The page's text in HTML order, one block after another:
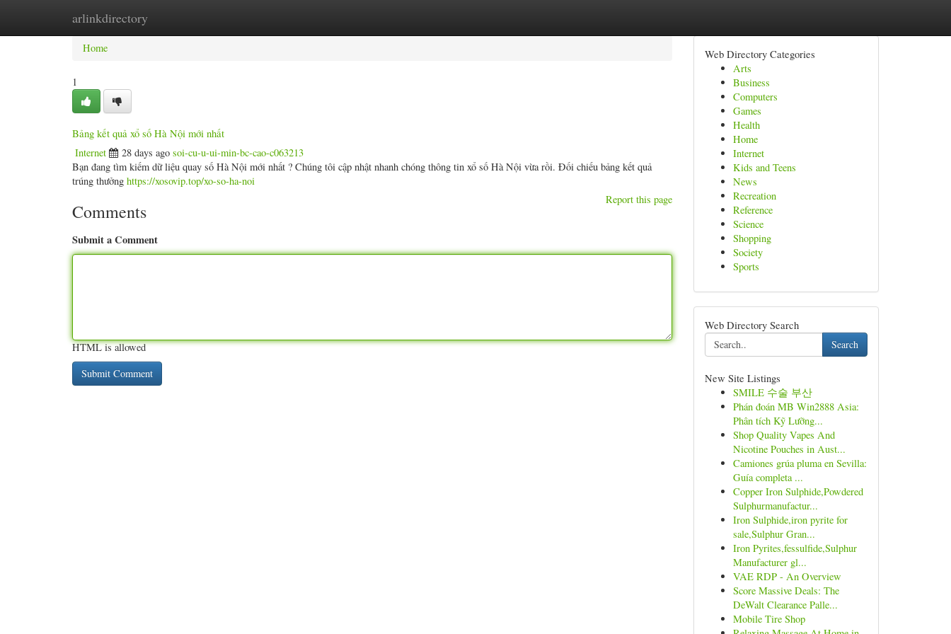
arlinkdirectory
Home New Site Listings
Home
1
Bảng kết quả xổ số Hà Nội mới nhất
Internet 28 days ago soi-cu-u-ui-min-bc-cao-c063213
Bạn đang tìm kiếm dữ liệu quay số Hà Nội mới nhất ? Chúng tôi cập nhật nhanh chóng thông tin xổ số Hà Nội vừa rồi. Đối chiếu bảng kết quả
trúng thưởng https://xosovip.top/xo-so-ha-noi
Report this page
Comments
Submit a Comment
HTML is allowed
Web Directory Categories
Arts
Business
Computers
Games
Health
Home
Internet
Kids and Teens
News
Recreation
Reference
Science
Shopping
Society
Sports
Web Directory Search
Search
New Site Listings
SMILE 수술 부산
Phán đoán MB Win2888 Asia:
Phân tích Kỹ Lưỡng...
Shop Quality Vapes And
Nicotine Pouches in Aust...
Camiones grúa pluma en Sevilla:
Guía completa ...
Copper Iron Sulphide,Powdered
Sulphurmanufactur...
Iron Sulphide,iron pyrite for
sale,Sulphur Gran...
Iron Pyrites,fessulfide,Sulphur
Manufacturer gl...
VAE RDP - An Overview
Score Massive Deals: The
DeWalt Clearance Palle...
Mobile Tire Shop